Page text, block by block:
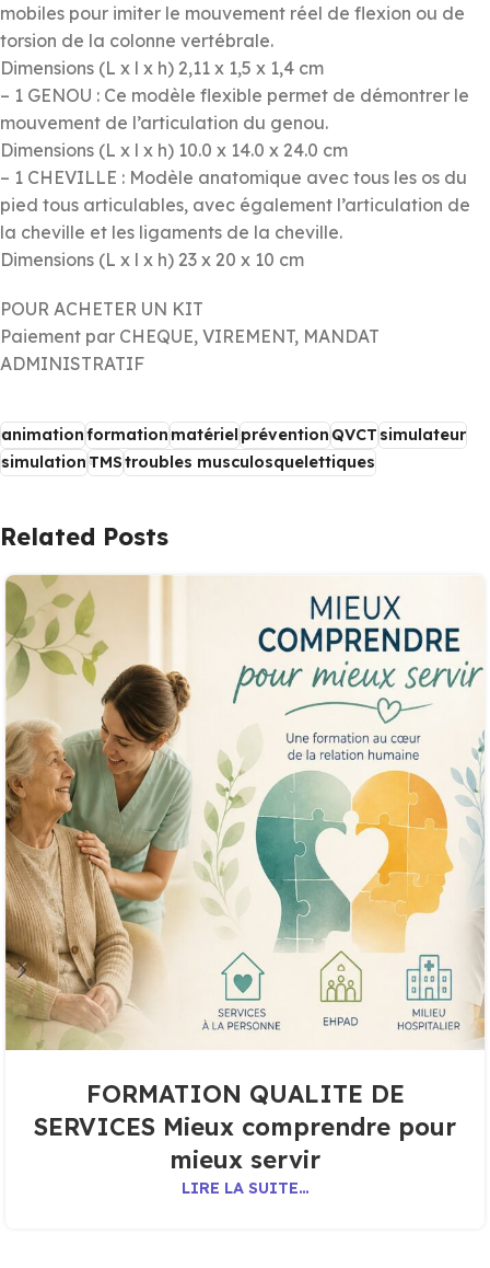
mobiles pour imiter le mouvement réel de flexion ou de
torsion de la colonne vertébrale.
Dimensions (L x l x h) 2,11 x 1,5 x 1,4 cm
– 1 GENOU : Ce modèle flexible permet de démontrer le
mouvement de l’articulation du genou.
Dimensions (L x l x h) 10.0 x 14.0 x 24.0 cm
– 1 CHEVILLE : Modèle anatomique avec tous les os du
pied tous articulables, avec également l’articulation de
la cheville et les ligaments de la cheville.
Dimensions (L x l x h) 23 x 20 x 10 cm
POUR ACHETER UN KIT
Paiement par CHEQUE, VIREMENT, MANDAT
ADMINISTRATIF
animationformationmatérielpréventionQVCTsimulateur
simulationTMStroubles musculosquelettiques
Related Posts
FORMATION QUALITE DE
SERVICES Mieux comprendre pour
mieux servir
LIRE LA SUITE…